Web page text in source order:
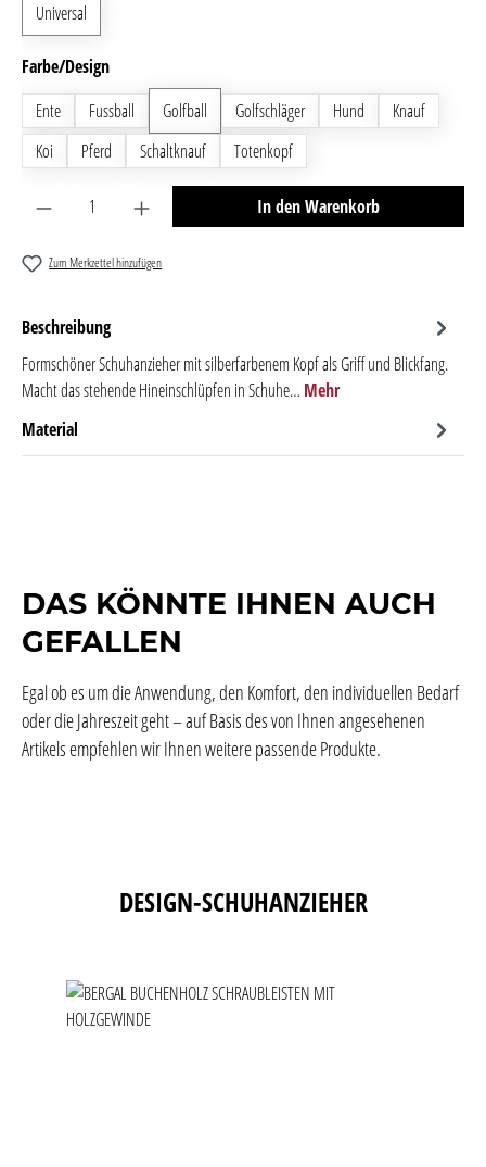
Universal
Farbe/Designauswählen
Ente
Fussball Golfball Golfschläger Hund
Knauf
Koi
Pferd Schaltknauf Totenkopf
Produkt Anzahl: Gib den gewünschten Wert ein oder
In den Warenkorb
Zum Merkzettel hinzufügen
Beschreibung
Formschöner Schuhanzieher mit silberfarbenem Kopf als Griff und Blickfang.
Macht das stehende Hineinschlüpfen in Schuhe… Mehr
Material
DAS KÖNNTE IHNEN AUCH
GEFALLEN
Egal ob es um die Anwendung, den Komfort, den individuellen Bedarf
oder die Jahreszeit geht – auf Basis des von Ihnen angesehenen
Artikels empfehlen wir Ihnen weitere passende Produkte.
Produktgalerie überspringen
DESIGN-SCHUHANZIEHER